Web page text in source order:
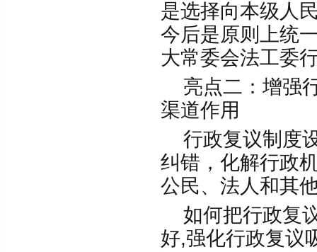
是选择向本级人
今后是原则上统
大常委会法工委
亮点二：增强
渠道作用
行政复议制度
纠错，化解行政
公民、法人和其
如何把行政复
好,强化行政复议